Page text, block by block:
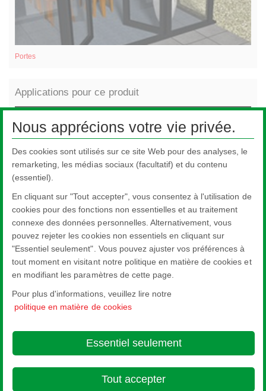
Portes
Applications pour ce produit
Protection contre l'incendie
Head Office - 3-5-27 Mita Minato-ku Tokyo
Nous apprécions votre vie privée.
Des cookies sont utilisés sur ce site Web pour des analyses, le
remarketing, les médias sociaux (facultatif) et du contenu
(essentiel).
En cliquant sur "Tout accepter", vous consentez à l'utilisation de
cookies pour des fonctions non essentielles et au traitement
connexe des données personnelles. Alternativement, vous
pouvez rejeter les cookies non essentiels en cliquant sur
"Essentiel seulement". Vous pouvez ajuster vos préférences à
tout moment en visitant notre politique en matière de cookies et
en modifiant les paramètres de cette page.
Pour plus d'informations, veuillez lire notre
politique en matière de cookies
Essentiel seulement
Tout accepter